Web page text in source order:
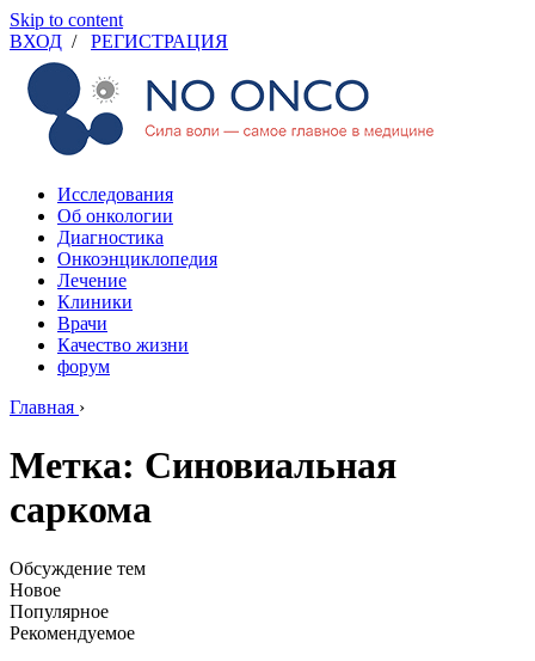
Skip to content
ВХОД / РЕГИСТРАЦИЯ
Исследования
Об онкологии
Диагностика
Онкоэнциклопедия
Лечение
Клиники
Врачи
Качество жизни
форум
Главная ›
Метка: Синовиальная
саркома
Обсуждение тем
Новое
Популярное
Рекомендуемое